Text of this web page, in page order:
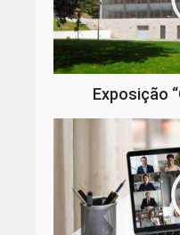
Exposição